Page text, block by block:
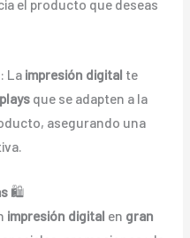
el producto que deseas
: La impresión digital te
que se adapten a la
asegurando una
🛍️
impresión digital en gran